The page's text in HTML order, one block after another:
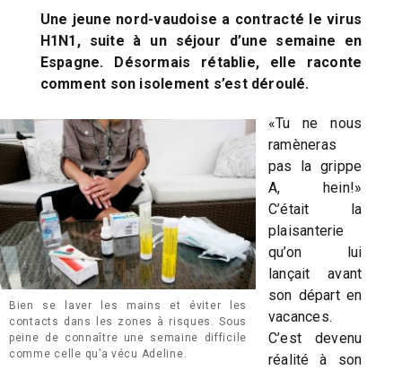
Une jeune nord-vaudoise a contracté le virus
H1N1, suite à un séjour d’une semaine en
Espagne. Désormais rétablie, elle raconte
comment son isolement s’est déroulé.
Bien se laver les mains et éviter les
contacts dans les zones à risques. Sous
peine de connaître une semaine difficile
comme celle qu’a vécu Adeline.
«Tu ne nous
ramèneras
pas la grippe
A, hein!»
C’était la
plaisanterie
qu’on lui
lançait avant
son départ en
vacances.
C’est devenu
réalité à son